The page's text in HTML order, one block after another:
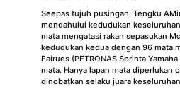
Seepas tujuh pusingan, Tengku
mendahului kedudukan
mata mengatasi rakan sepasukan
kedudukan kedua dengan 96 mata
Fairues (PETRONAS Sprinta
mata. Hanya lapan mata diperlukan
dinobatkan selaku juara